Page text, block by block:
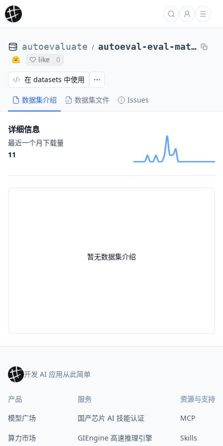
autoevaluate / autoeval-eval-mathemakitten__winobias_antistereotype_test_cot_v1-math-6c03d1-1913164905
like 0
数据集介绍 数据集文件 Issues
在 datasets 中使用
暂无数据集介绍
详细信息
最近一个月下载量
11
开发 AI 应用从此简单
产品
模型广场
算力市场
服务
国产芯片 AI 技能认证
GIEngine 高速推理引擎
资源与支持
MCP
Skills